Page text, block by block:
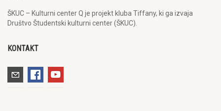
ŠKUC – Kulturni center Q je projekt kluba Tiffany, ki ga izvaja
Društvo Študentski kulturni center (ŠKUC).
KONTAKT